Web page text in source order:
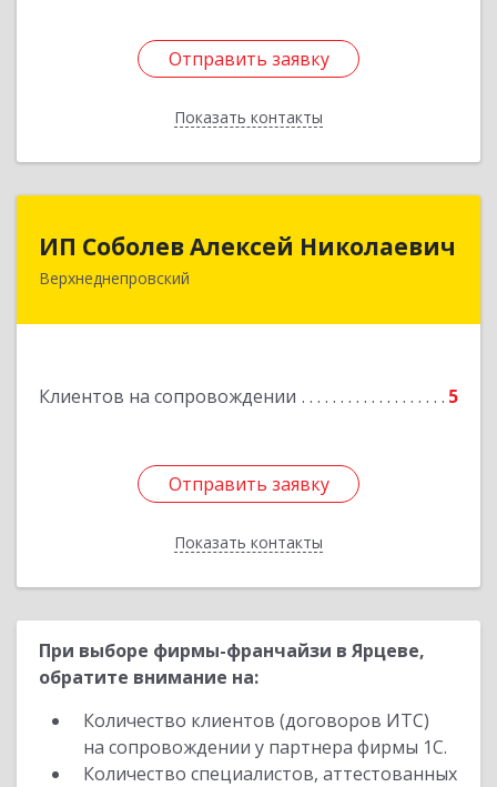
Отправить заявку
Показать контакты
Отправить заявку
Назад
ИП Соболев Алексей Николаевич
Верхнеднепровский
Клиентов на сопровождении 5
Отправить заявку
Показать контакты
ИП Соболев Алексей Николаевич
Отправить заявку
Назад
При выборе фирмы-франчайзи в Ярцеве,
обратите внимание на:
Количество клиентов (договоров ИТС)
на сопровождении у партнера фирмы 1С.
Количество специалистов, аттестованных